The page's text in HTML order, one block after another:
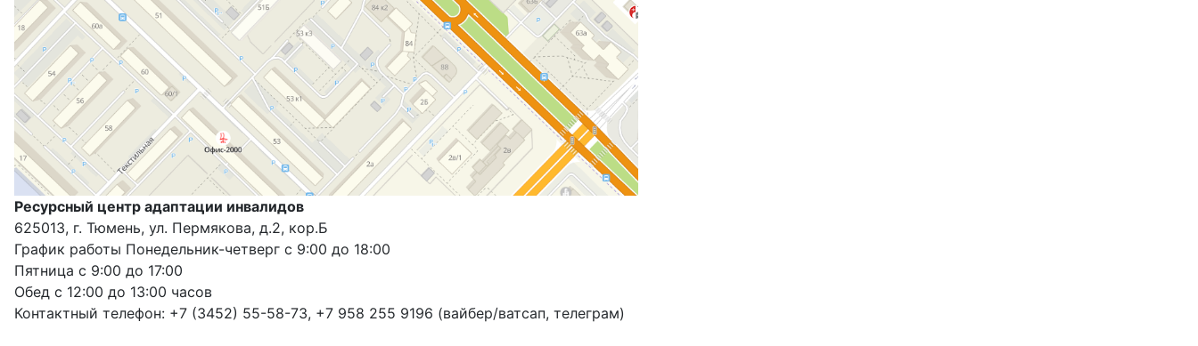
Ресурсный центр адаптации инвалидов
625013, г. Тюмень, ул. Пермякова, д.2, кор.Б
График работы Понедельник-четверг с 9:00 до 18:00
Пятница с 9:00 до 17:00
Обед с 12:00 до 13:00 часов
Контактный телефон: +7 (3452) 55-58-73, +7 958 255 9196 (вайбер/ватсап, телеграм)